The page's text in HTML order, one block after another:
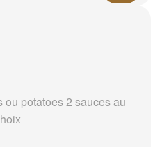
ou potatoes 2 sauces au